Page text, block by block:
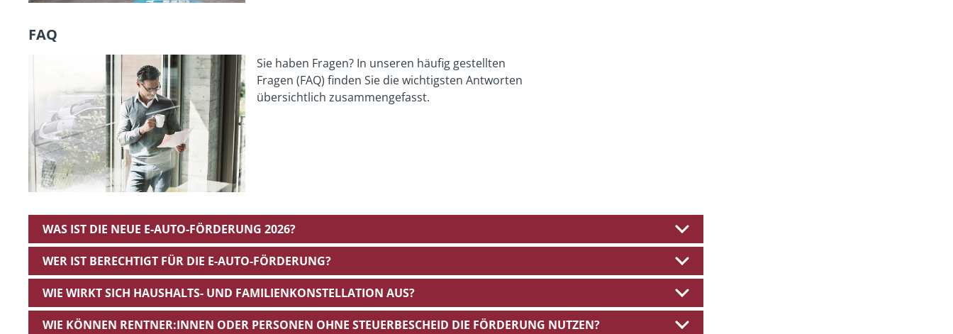
FAQ
Sie haben Fragen? In unseren häufig gestellten
Fragen (FAQ) finden Sie die wichtigsten Antworten
übersichtlich zusammengefasst.
WAS IST DIE NEUE E-AUTO-FÖRDERUNG 2026?
WER IST BERECHTIGT FÜR DIE E-AUTO-FÖRDERUNG?
WIE WIRKT SICH HAUSHALTS- UND FAMILIENKONSTELLATION AUS?
WIE KÖNNEN RENTNER:INNEN ODER PERSONEN OHNE STEUERBESCHEID DIE FÖRDERUNG NUTZEN?